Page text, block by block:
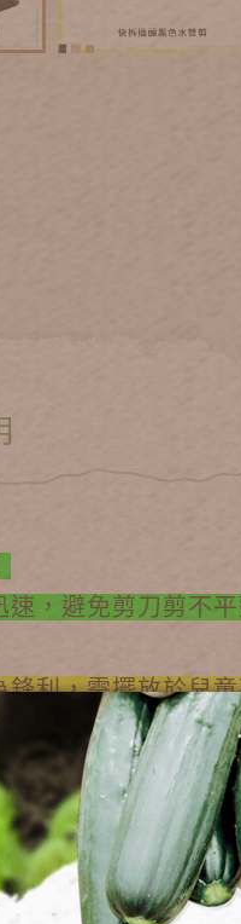
速，避免剪刀剪不平
鋒利，需擺放於兒
剪(自動閉合)
有自動閉合，安心首選